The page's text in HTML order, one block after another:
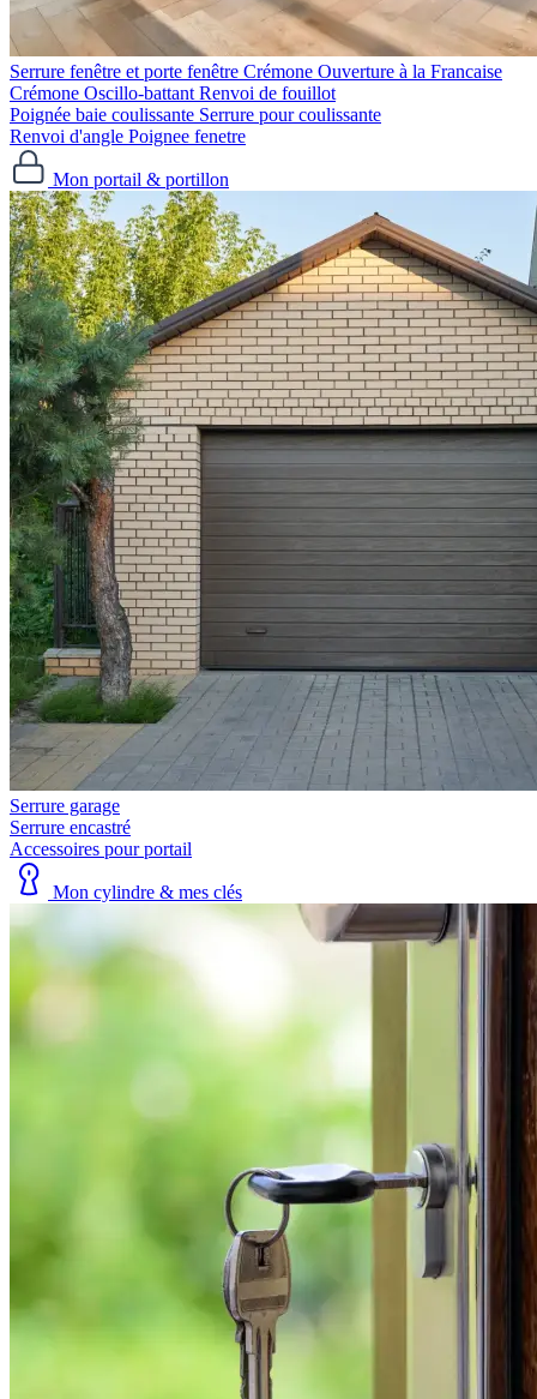
Serrure fenêtre et porte fenêtre
Crémone Ouverture à la Francaise
Crémone Oscillo-battant Renvoi de fouillot
Poignée baie coulissante Serrure pour coulissante
Renvoi d'angle Poignee fenetre
Mon portail & portillon
Serrure garage
Serrure encastré
Accessoires pour portail
Mon cylindre & mes clés